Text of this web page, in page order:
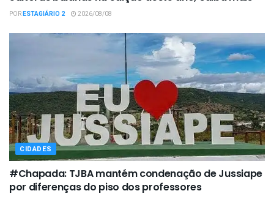
PORESTAGIÁRIO 2 2026/08/08
CIDADES
#Chapada: TJBA mantém condenação de Jussiape
por diferenças do piso dos professores